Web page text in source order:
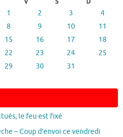
1 2 3
4
8 9 10
11
15 16 17
18
22 23 24
25
29 30
31
le feu est fixé
– Coup d’envoi ce vendredi